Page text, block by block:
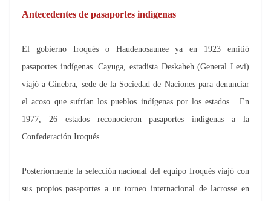
Antecedentes de pasaportes indígenas
El gobierno Iroqués o Haudenosaunee ya en 1923 emitió
pasaportes indígenas. Cayuga, estadista Deskaheh (General Levi)
viajó a Ginebra, sede de la Sociedad de Naciones para denunciar
el acoso que sufrían los pueblos indígenas por los estados . En
1977, 26 estados reconocieron pasaportes indígenas a la
Confederación Iroqués.
Posteriormente la selección nacional del equipo Iroqués viajó con
sus propios pasaportes a un torneo internacional de lacrosse en